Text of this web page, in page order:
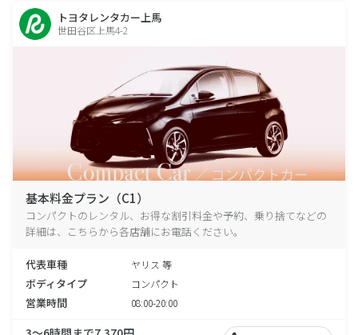
トヨタレンタカー上馬
世田谷区上馬4-2
基本料金プラン（C1）
コンパクトのレンタル、お得な割引料金や予約、乗り捨てなどの
詳細は、こちらから各店舗にお電話ください。
代表車種 ヤリス 等
ボディタイプ コンパクト
営業時間 08:00-20:00